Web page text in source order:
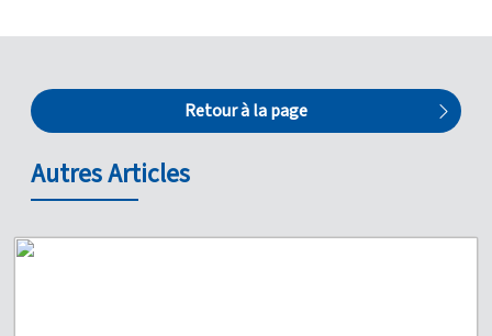
Autres Articles
Retour à la page